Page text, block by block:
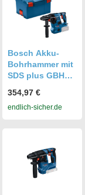
+ L-Boxx - ohne
(Bohrhammer,
Bohrmaschine)
(0611909001)
Bosch Akku-
Bohrhammer mit
SDS plus GBH
BOXX 238
0611920001
354,97 €
endlich-sicher.de